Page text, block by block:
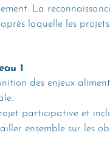
La
laquelle les
1
des enjeux
participative et
ensemble sur les